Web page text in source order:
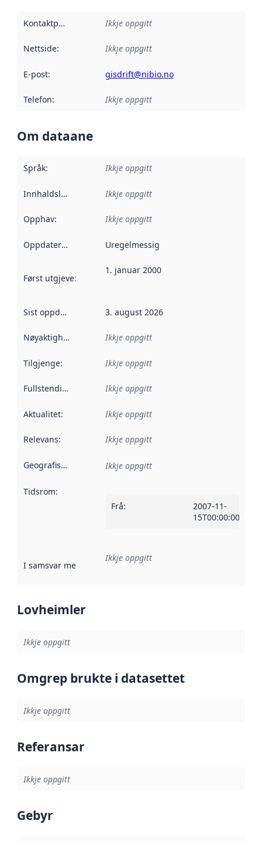
Kontaktpunkt Ikkje oppgitt
Nettside: Ikkje oppgitt
E-post: gisdrift@nibio.no
Telefon: Ikkje oppgitt
Om dataane
Språk: Ikkje oppgitt
Innhaldsleverandørar :
Ikkje oppgitt
Opphav: Ikkje oppgitt
Oppdateringsfrekvens :
Uregelmessig
Først utgjeve: Denne datoen seier når dataa i dette
1. januar 2000
Sist oppdatert 3. august 2026
Nøyaktigheit Ikkje oppgitt
Tilgjenge: Ikkje oppgitt
Fullstendigheit Ikkje oppgitt
Aktualitet: Ikkje oppgitt
Relevans: Ikkje oppgitt
Geografisk område Ikkje oppgitt
Tidsrom:
Frå:
2007-11-
15T00:00:00Z
I samsvar med Referanse til ei implementeringsregel eller
Ikkje oppgitt
Lovheimler
Ikkje oppgitt
Omgrep brukte i datasettet
Ikkje oppgitt
Referansar
Ikkje oppgitt
Gebyr